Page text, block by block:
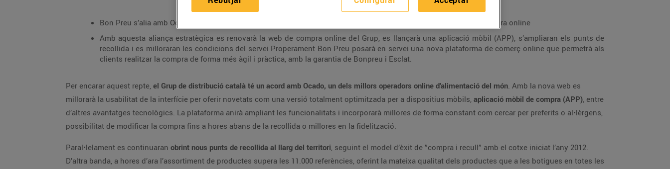
Bon Preu s’alia amb Ocado, un dels millors operadors online d’alimentació del món, per enfortir el seu canal de compra online
Amb aquesta aliança estratègica es renovarà la web de compra online del Grup, es llançarà una aplicació mòbil (APP), s’ampliaran els punts de
recollida i es milloraran les condicions del servei Properament Bon Preu posarà en servei una nova plataforma de comerç online que permetrà als
clients realitzar la compra de forma més àgil i pràctica, amb la garantia de Bonpreu i Esclat.
Per encarar aquest repte, el Grup de distribució català té un acord amb Ocado, un dels millors operadors online d’alimentació del món. Amb la nova web es
millorarà la usabilitat de la interfície per oferir novetats com una versió totalment optimitzada per a dispositius mòbils, aplicació mòbil de compra (APP), entre
d’altres avantatges tecnològics. La plataforma anirà ampliant les funcionalitats i incorporarà millores de forma constant com cercar per preferits o al•lèrgens,
possibilitat de modificar la compra fins a hores abans de la recollida o millores en la fidelització.
Paral•lelament es continuaran obrint nous punts de recollida al llarg del territori, seguint el model d’èxit de ”compra i recull” amb el cotxe iniciat l’any 2012.
D’altra banda, a hores d’ara l’assortiment de productes supera les 11.000 referències, oferint la mateixa qualitat dels productes que a les botigues en totes les